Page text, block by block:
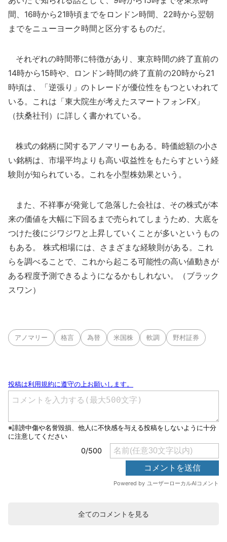
間、16時から21時頃までをロンドン時間、22時から翌朝
までをニューヨーク時間と区分するものだ。
それぞれの時間帯に特徴があり、東京時間の終了直前の
14時から15時や、ロンドン時間の終了直前の20時から21
時頃は、「逆張り」のトレードが優位性をもつといわれて
いる。これは「東大院生が考えたスマートフォンFX」
（扶桑社刊）に詳しく書かれている。
株式の銘柄に関するアノマリーもある。時価総額の小さ
い銘柄は、市場平均よりも高い収益性をもたらすという経
験則が知られている。これを小型株効果という。
また、不祥事が発覚して急落した会社は、その株式が本
来の価値を大幅に下回るまで売られてしまうため、大底を
つけた後にジワジワと上昇していくことが多いというもの
もある。 株式相場には、さまざまな経験則がある。これ
らを調べることで、これから起こる可能性の高い値動きが
ある程度予測できるようになるかもしれない。（ブラック
スワン）
アノマリー 格言 為替 米国株 軟調 野村証券
全てのコメントを見る